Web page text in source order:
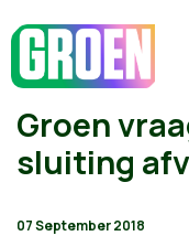
Groen
sluiting
07 September 2018